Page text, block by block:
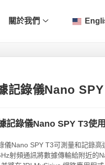
關於我們
記錄儀Nano
記錄儀Nano SPY T3使
儀Nano SPY T3可測量和記錄
射頻通訊將數據傳輸給附近的